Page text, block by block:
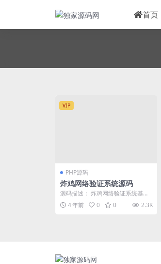
首页
VIP
PHP源码
炸鸡网络验证系统源码
源码描述： 炸鸡网络验证系统基于P
hp+MySql数据库架构的网络验证系
统，安全...
4 年前 0 0 2.3K